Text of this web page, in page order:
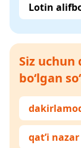
Lotin
Siz uchun
bo‘lgan
qat’i nazar